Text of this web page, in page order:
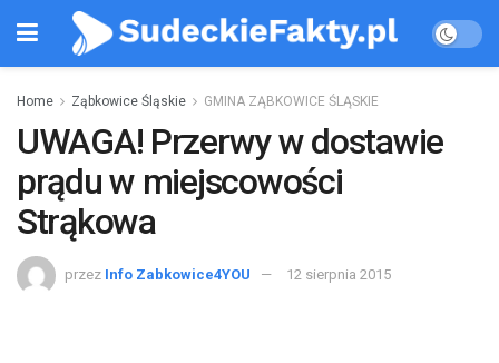
Home Ząbkowice Śląskie GMINA ZĄBKOWICE ŚLĄSKIE
UWAGA! Przerwy w dostawie
prądu w miejscowości
Strąkowa
przez Info Zabkowice4YOU 12 sierpnia 2015